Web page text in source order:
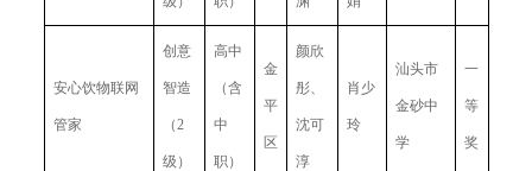
安心饮物联网
管家
创意
智造
（2
级）
高中
（含
中
职）
金
平
区
颜欣
彤、
沈可
淳
肖少
玲
汕头市
金砂中
学
一
等
奖